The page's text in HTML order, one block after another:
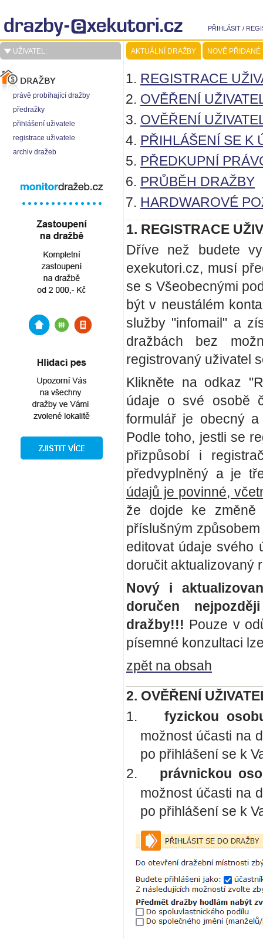
PŘIHLÁSIT /
UŽIVATEL:
právě probíhající dražby
předražky
přihlášení uživatele
registrace uživatele
archiv dražeb
AKTUÁLNÍ DRAŽBY NOVĚ PŘIDANÉ
REGISTRACE
OVĚŘENÍ
OVĚŘENÍ
PŘIHLÁŠENÍ SE K
PŘEDKUPNÍ
PRŮBĚH DRAŽBY
HARDWAROVÉ
1. REGISTRACE
Dříve než budete
exekutori.cz, musí
se s Všeobecnými
být v neustálém
služby "infomail" a
dražbách bez
registrovaný uživatel
Klikněte na odkaz
údaje o své osobě
formulář je obecný
Podle toho, jestli se
přizpůsobí i
předvyplněný a je
údajů je povinné,
že dojde ke změně
příslušným
editovat údaje svého
doručit aktualizovaný
Nový i
doručen
dražby!!! Pouze v
písemné konzultaci
zpět na obsah
2. OVĚŘENÍ
1.
fyzickou
možnost účasti na
po přihlášení se k
2.
právnickou
možnost účasti na
po přihlášení se k